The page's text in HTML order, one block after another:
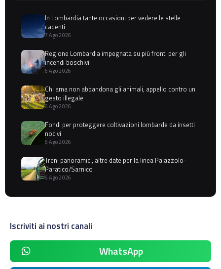
In Lombardia tante occasioni per vedere le stelle
cadenti
7 Ago 2026
Regione Lombardia impegnata su più fronti per gli
incendi boschivi
6 Ago 2026
Chi ama non abbandona gli animali, appello contro un
gesto illegale
6 Ago 2026
Fondi per proteggere coltivazioni lombarde da insetti
nocivi
6 Ago 2026
Treni panoramici, altre date per la linea Palazzolo-
Paratico/Sarnico
6 Ago 2026
Iscriviti ai nostri canali
WhatsApp